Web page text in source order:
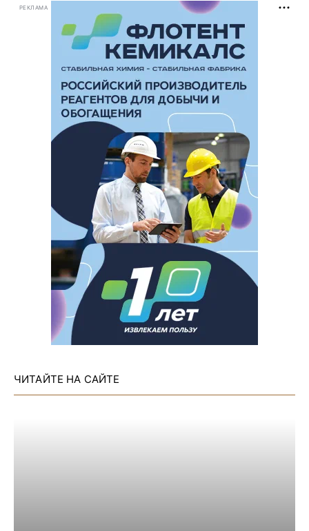
РЕКЛАМА
ЧИТАЙТЕ НА САЙТЕ